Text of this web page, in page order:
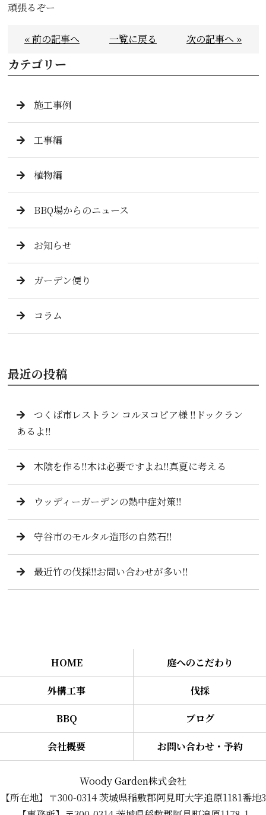
頑張るぞー
« 前の記事へ 一覧に戻る 次の記事へ »
カテゴリー
施工事例
工事編
植物編
BBQ場からのニュース
お知らせ
ガーデン便り
コラム
最近の投稿
つくば市レストラン コルヌコピア様 ‼️ドックラン
あるよ‼️
木陰を作る‼️木は必要ですよね‼️真夏に考える
ウッディーガーデンの熱中症対策‼️
守谷市のモルタル造形の自然石‼️
最近竹の伐採‼️お問い合わせが多い‼️
HOME 庭へのこだわり
外構工事 伐採
BBQ ブログ
会社概要 お問い合わせ・予約
Woody Garden株式会社
【所在地】〒300-0314 茨城県稲敷郡阿見町大字追原1181番地3